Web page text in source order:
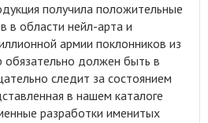
получила положительные
в области нейл-арта и
армии поклонников из
обязательно должен быть в
следит за состоянием
в нашем каталоге
разработки именитых